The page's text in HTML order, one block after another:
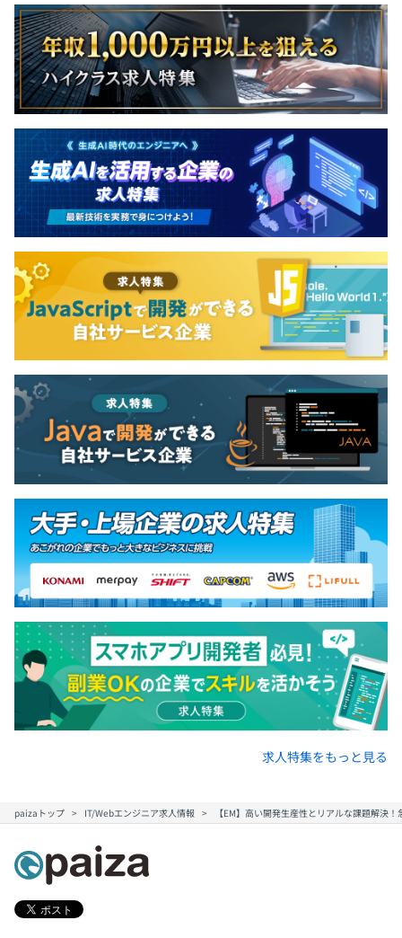
スクラム
Docker、Terraform
Elasticsearch
【チームの特徴】
・事業部と互いにリスペクトし合い、良質なフィードバッ
クを貰いながら開発を進めています。
・開発生産性への意識が高く、Findy Team+ Award を3
年連続受賞しています。
・仕様がトップダウンで降りることはなく、エンジニアが
「なぜつくるか」を理解した上で開発をしています。
・業務を通して得た知見をtech blogや外部登壇で発表す
ることを推奨しています。
【プロダクト開発環境】
・インフラ：GCP / AWS
・プロジェクトデザイン：Miro / Figma
・利用言語やフレームワーク：Go / Python / React.js
・CI/CD：GitHub Actions
・プロジェクトデザイン：Miro / Figma
・ドキュメント管理：Confluence / Google Drive
・チケット管理：Jira
【選択型キャリアアップ制度】
・キャリアアップ先として組織をまとめるマネジメント職
か、専門性を追求するエキスパート職かを選択できます。
無期雇用
3カ月（期間中の労働条件変更等はなし）
求人特集をもっと見る
paizaトップ IT/Webエンジニア求人情報 【EM】高い開発生産性とリアルな課題解決